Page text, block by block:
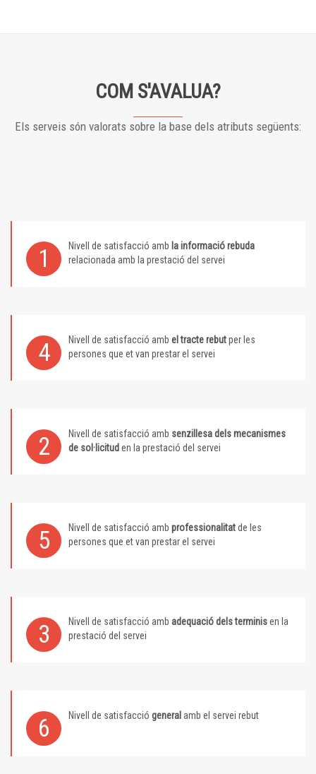
COM S'AVALUA?
Els serveis són valorats sobre la base dels atributs següents:
1 Nivell de satisfacció amb la informació rebuda
relacionada amb la prestació del servei
4 Nivell de satisfacció amb el tracte rebutper les
persones que et van prestar el servei
2 Nivell de satisfacció amb senzillesa dels mecanismes
de sol·licitud en la prestació del servei
5 Nivell de satisfacció amb professionalitatde les
persones que et van prestar el servei
3 Nivell de satisfacció amb adequació dels terminisen la
prestació del servei
6 Nivell de satisfacció general amb el servei rebut